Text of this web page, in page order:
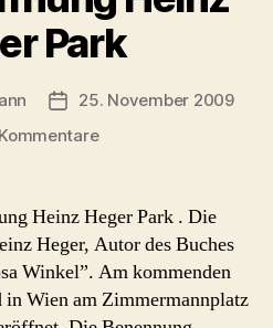
Park
Beitragsdatum
25. November 2009
zu
Heinz
Heger
Park
Heinz Heger Park . Die
Heger, Autor des Buches
Winkel”. Am kommenden
Wien am Zimmermannplatz